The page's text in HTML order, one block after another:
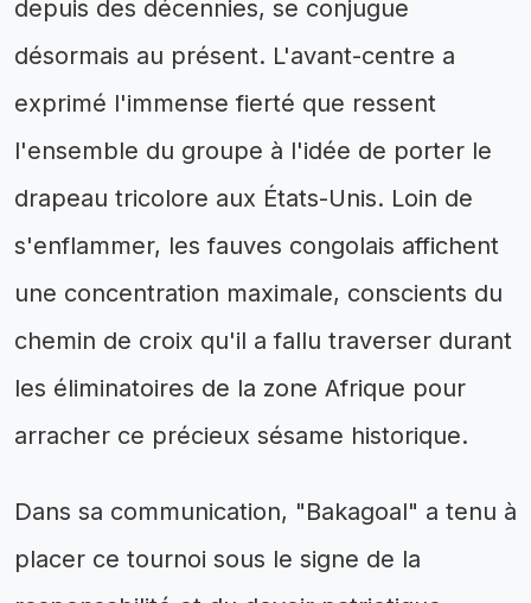
depuis des décennies, se conjugue
désormais au présent. L'avant-centre a
exprimé l'immense fierté que ressent
l'ensemble du groupe à l'idée de porter le
drapeau tricolore aux États-Unis. Loin de
s'enflammer, les fauves congolais affichent
une concentration maximale, conscients du
chemin de croix qu'il a fallu traverser durant
les éliminatoires de la zone Afrique pour
arracher ce précieux sésame historique.
Dans sa communication, "Bakagoal" a tenu à
placer ce tournoi sous le signe de la